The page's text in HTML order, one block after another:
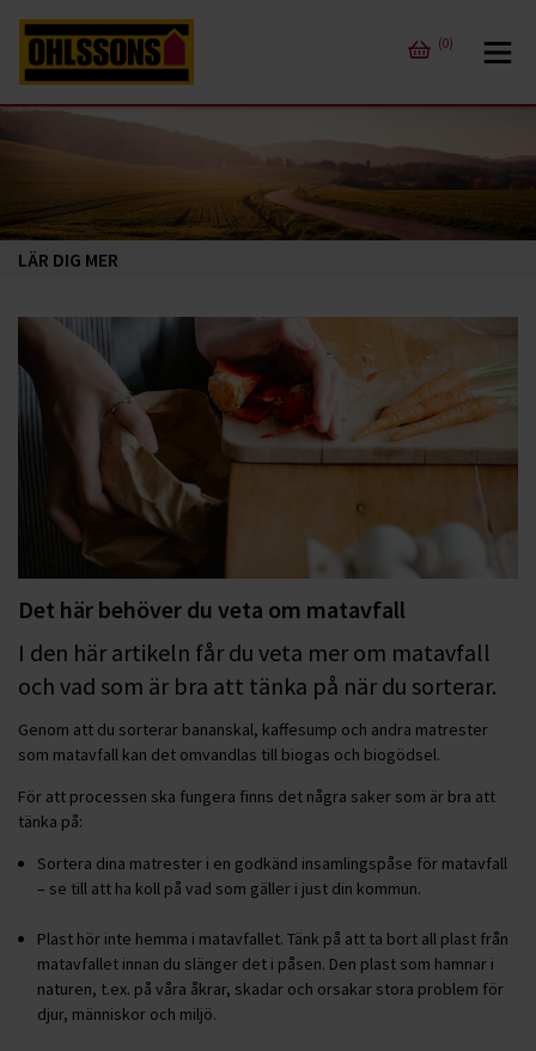
(0)
LÄR DIG MER
Det här behöver du veta om matavfall
I den här artikeln får du veta mer om matavfall
och vad som är bra att tänka på när du sorterar.
Genom att du sorterar bananskal, kaffesump och andra matrester
som matavfall kan det omvandlas till biogas och biogödsel.
För att processen ska fungera finns det några saker som är bra att
tänka på:
Sortera dina matrester i en godkänd insamlingspåse för matavfall
– se till att ha koll på vad som gäller i just din kommun.
Plast hör inte hemma i matavfallet. Tänk på att ta bort all plast från
matavfallet innan du slänger det i påsen. Den plast som hamnar i
naturen, t.ex. på våra åkrar, skadar och orsakar stora problem för
djur, människor och miljö.